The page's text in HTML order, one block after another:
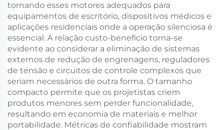
tornando esses motores adequados para
equipamentos de escritório, dispositivos médicos e
aplicações residenciais onde a operação silenciosa é
essencial. A relação custo-benefício torna-se
evidente ao considerar a eliminação de sistemas
externos de redução de engrenagens, reguladores
de tensão e circuitos de controle complexos que
seriam necessários de outra forma. O tamanho
compacto permite que os projetistas criem
produtos menores sem perder funcionalidade,
resultando em economia de materiais e melhor
portabilidade. Métricas de confiabilidade mostram